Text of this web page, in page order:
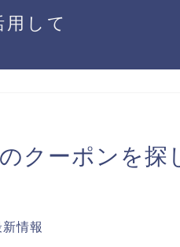
して
クーポンを探
情報